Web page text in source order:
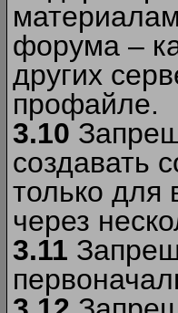
форума –
других
профайле.
3.10
создавать
только для
через
3.11